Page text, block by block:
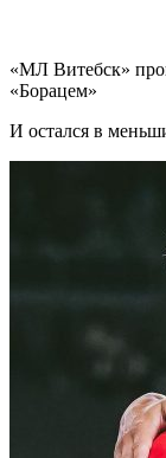
«МЛ Витебск»
«Борацем»
И остался в